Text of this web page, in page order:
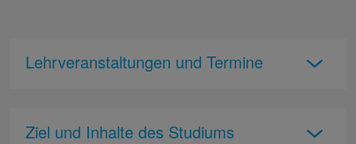
Lehrveranstaltungen und Termine
Ziel und Inhalte des Studiums